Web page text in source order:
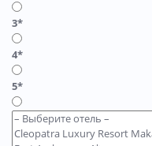
3*
4*
5*